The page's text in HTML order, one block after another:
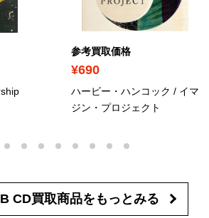
参考買取価格
¥690
ハービー・ハンコック / イマ
ジン・プロジェクト
CD買取商品をもっとみる